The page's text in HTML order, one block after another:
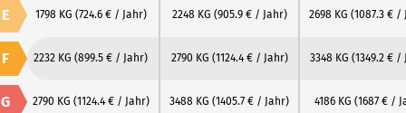
E 1798 KG (724.6 € / Jahr) 2248 KG (905.9 € / Jahr) 2698 KG (1087.3 € /
F 2232 KG (899.5 € / Jahr) 2790 KG (1124.4 € / Jahr) 3348 KG (1349.2 € /
G 2790 KG (1124.4 € / Jahr) 3488 KG (1405.7 € / Jahr) 4186 KG (1687 € /